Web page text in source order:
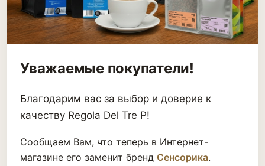
Уважаемые покупатели!
Благодарим вас за выбор и доверие к
качеству Regola Del Tre P!
Сообщаем Вам, что теперь в Интернет-
магазине его заменит бренд Сенсорика.